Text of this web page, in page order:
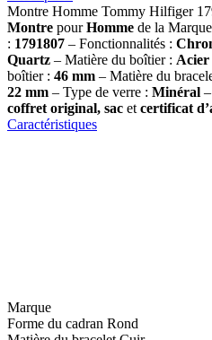
Montre Homme Tommy Hilfiger
Montre pourHomme de la
: 1791807 – Fonctionnalités :
Quartz – Matière du boîtier : Acier
boîtier : 46 mm – Matière du
22 mm – Type de verre : Minéral
coffret original, sac et certificat
Caractéristiques
Marque
Forme du cadran Rond